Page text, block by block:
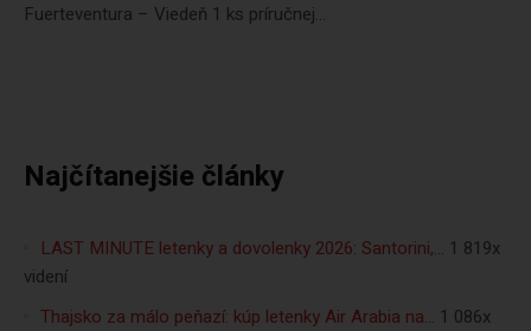
Fuerteventura – Viedeň 1 ks príručnej...
Najčítanejšie články
LAST MINUTE letenky a dovolenky 2026: Santorini,… 1 819x
videní
Thajsko za málo peňazí: kúp letenky Air Arabia na… 1 086x